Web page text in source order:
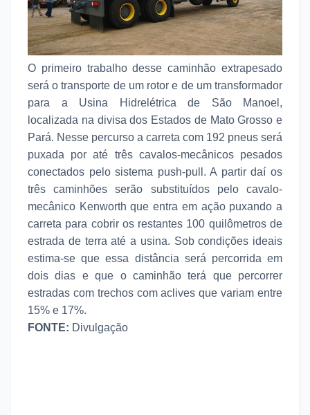
O primeiro trabalho desse caminhão extrapesado
será o transporte de um rotor e de um transformador
para a Usina Hidrelétrica de São Manoel,
localizada na divisa dos Estados de Mato Grosso e
Pará. Nesse percurso a carreta com 192 pneus será
puxada por até três cavalos-mecânicos pesados
conectados pelo sistema push-pull. A partir daí os
três caminhões serão substituídos pelo cavalo-
mecânico Kenworth que entra em ação puxando a
carreta para cobrir os restantes 100 quilômetros de
estrada de terra até a usina. Sob condições ideais
estima-se que essa distância será percorrida em
dois dias e que o caminhão terá que percorrer
estradas com trechos com aclives que variam entre
15% e 17%.
FONTE: Divulgação